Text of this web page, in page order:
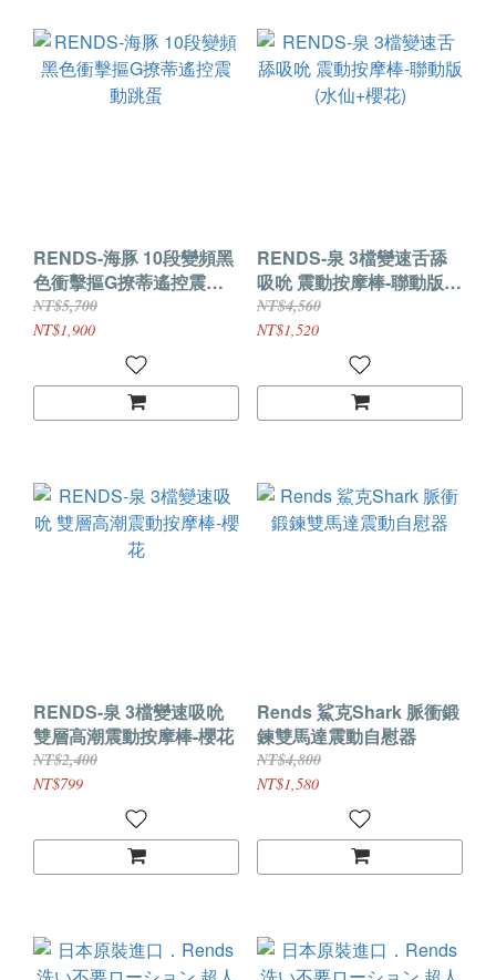
RENDS-海豚 10段變頻黑
色衝擊摳G撩蒂遙控震動
跳蛋
NT$5,700
NT$1,900
RENDS-泉 3檔變速舌舔
吸吮 震動按摩棒-聯動版
(水仙+櫻花)
NT$4,560
NT$1,520
RENDS-泉 3檔變速吸吮
雙層高潮震動按摩棒-櫻花
NT$2,400
NT$799
Rends 鯊克Shark 脈衝鍛
鍊雙馬達震動自慰器
NT$4,800
NT$1,580